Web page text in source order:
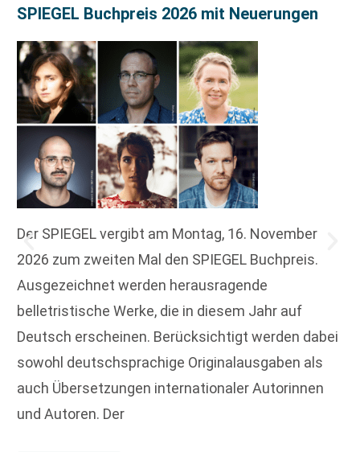
SPIEGEL Buchpreis 2026 mit Neuerungen
Der SPIEGEL vergibt am Montag, 16. November
2026 zum zweiten Mal den SPIEGEL Buchpreis.
Ausgezeichnet werden herausragende
belletristische Werke, die in diesem Jahr auf
Deutsch erscheinen. Berücksichtigt werden dabei
sowohl deutschsprachige Originalausgaben als
auch Übersetzungen internationaler Autorinnen
und Autoren. Der